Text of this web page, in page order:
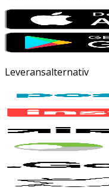
Leveransalternativ